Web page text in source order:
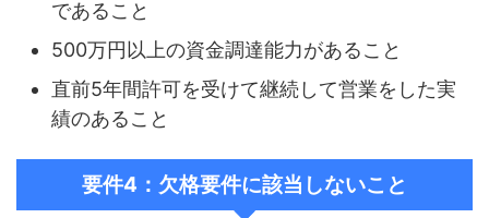
であること
500万円以上の資金調達能力があること
直前5年間許可を受けて継続して営業をした実
績のあること
要件4：欠格要件に該当しないこと